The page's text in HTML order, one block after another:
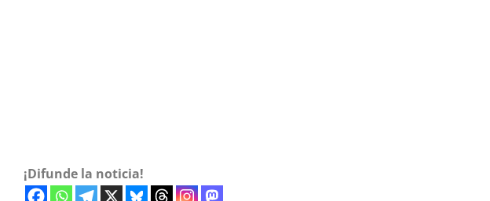
¡Difunde la noticia!